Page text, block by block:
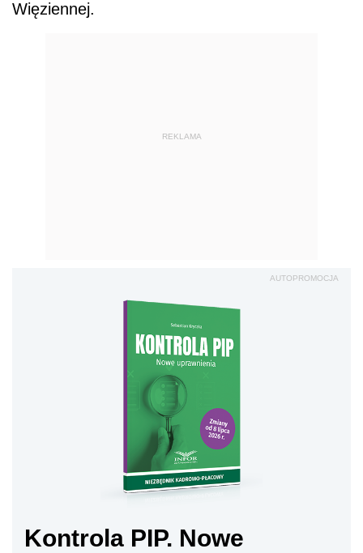
Więziennej.
REKLAMA
AUTOPROMOCJA
Kontrola PIP. Nowe